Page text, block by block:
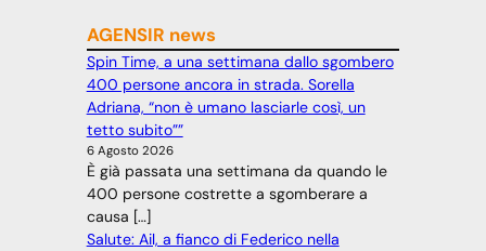
AGENSIR news
Spin Time, a una settimana dallo sgombero
400 persone ancora in strada. Sorella
Adriana, “non è umano lasciarle così, un
tetto subito””
6 Agosto 2026
È già passata una settimana da quando le
400 persone costrette a sgomberare a
causa […]
Salute: Ail, a fianco di Federico nella